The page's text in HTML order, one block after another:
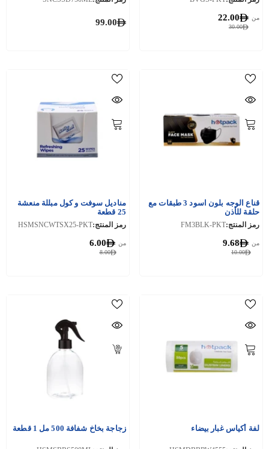
30.00
من 22.00
99.00
قناع الوجه بلون اسود 3 طبقات مع
حلقة للأذن
رمز المنتج:FM3BLK-PKT
10.00
من 9.68
مناديل سوفت و كول مبللة منعشة
25 قطعة
رمز المنتج:HSMSNCWTSX25-PKT
8.00
من 6.00
لفة أكياس غبار بيضاء زجاجة بخاخ شفافة 500 مل 1 قطعة